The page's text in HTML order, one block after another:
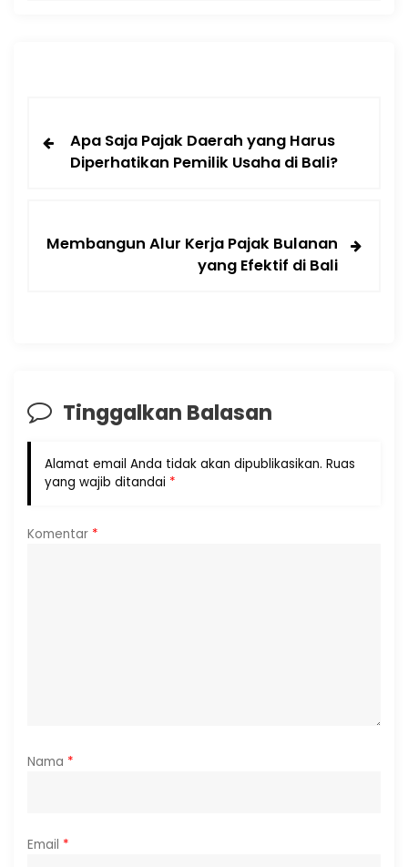
Apa Saja Pajak Daerah yang Harus
Diperhatikan Pemilik Usaha di Bali?
Membangun Alur Kerja Pajak Bulanan
yang Efektif di Bali
Tinggalkan Balasan
Alamat email Anda tidak akan dipublikasikan. Ruas
yang wajib ditandai *
Komentar *
Nama *
Email *